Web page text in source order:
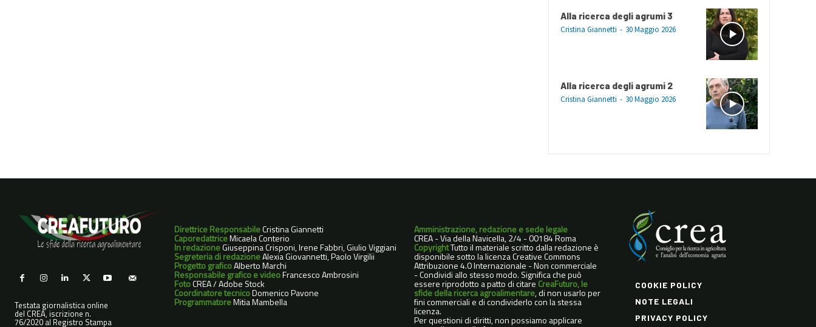
Alla ricerca degli agrumi 3
Cristina Giannetti - 30 Maggio 2026
Alla ricerca degli agrumi 2
Cristina Giannetti - 30 Maggio 2026
Testata giornalistica online
del CREA, iscrizione n.
76/2020 al Registro Stampa
Direttrice ResponsabileCristina Giannetti
CaporedattriceMicaela Conterio
In redazioneGiuseppina Crisponi, Irene Fabbri, Giulio Viggiani
Segreteria di redazioneAlexia Giovannetti, Paolo Virgilii
Progetto graficoAlberto Marchi
Responsabile grafico e videoFrancesco Ambrosini
FotoCREA / Adobe Stock
Coordinatore tecnicoDomenico Pavone
ProgrammatoreMitia Mambella
Amministrazione, redazione e sede legale
CREA - Via della Navicella, 2/4 - 00184 Roma
CopyrightTutto il materiale scritto dalla redazione è
disponibile sotto la licenza Creative Commons
Attribuzione 4.0 Internazionale - Non commerciale
- Condividi allo stesso modo. Significa che può
essere riprodotto a patto di citare CreaFuturo, le
sfide della ricerca agroalimentare, di non usarlo per
fini commerciali e di condividerlo con la stessa
licenza.
Per questioni di diritti, non possiamo applicare
COOKIE POLICY
NOTE LEGALI
PRIVACY POLICY